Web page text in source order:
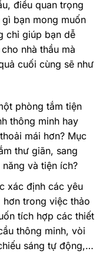
điều quan trọng
bạn mong muốn
chỉ giúp bạn dễ
nhà thầu mà
cuối cùng sẽ như
phòng tắm tiện
thông minh hay
mái hơn? Mục
thư giãn, sang
và tiện ích?
xác định các yêu
trong việc thảo
tích hợp các thiết
thông minh, vòi
sáng tự động,…